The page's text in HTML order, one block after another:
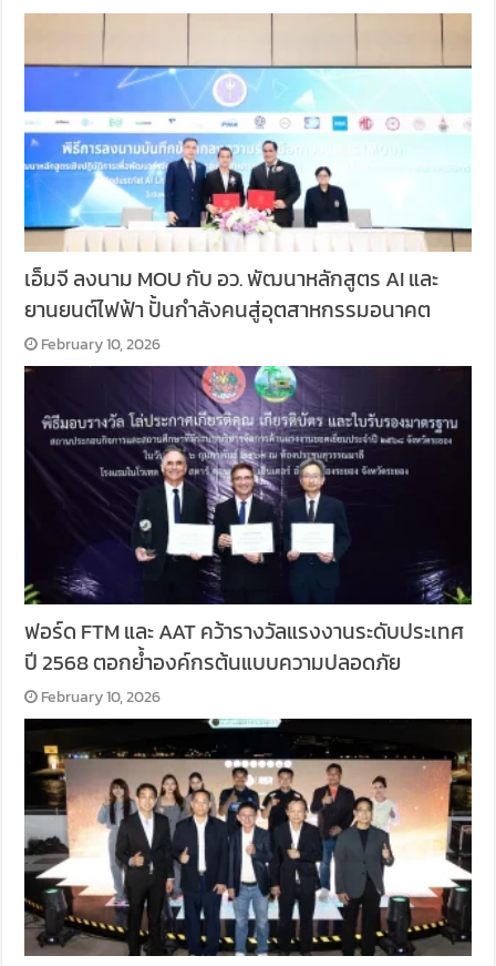
เอ็มจี ลงนาม MOU กับ อว. พัฒนาหลักสูตร AI และ
ยานยนต์ไฟฟ้า ปั้นกำลังคนสู่อุตสาหกรรมอนาคต
February 10, 2026
ฟอร์ด FTM และ AAT คว้ารางวัลแรงงานระดับประเทศ
ปี 2568 ตอกย้ำองค์กรต้นแบบความปลอดภัย
February 10, 2026